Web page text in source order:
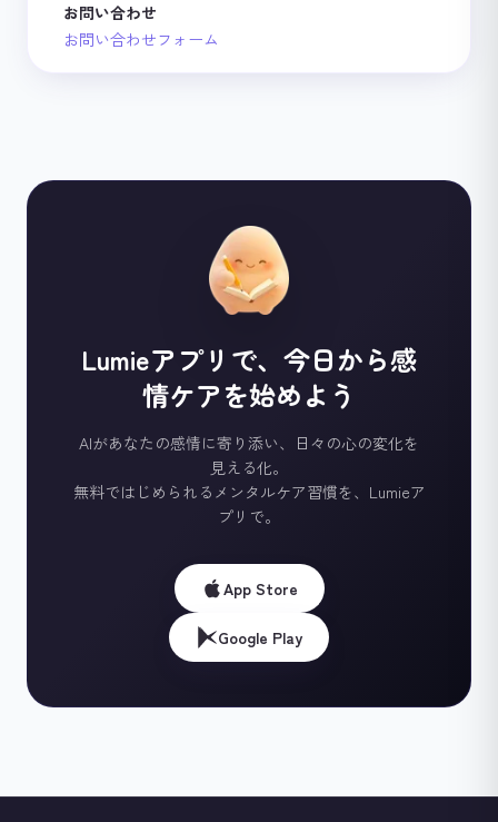
お問い合わせ
お問い合わせフォーム
Lumieアプリで、今日から感
情ケアを始めよう
AIがあなたの感情に寄り添い、日々の心の変化を
見える化。
無料ではじめられるメンタルケア習慣を、Lumieア
プリで。
App Store
Google Play